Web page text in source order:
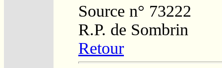
Source n° 73222
R.P. de Sombrin
Retour